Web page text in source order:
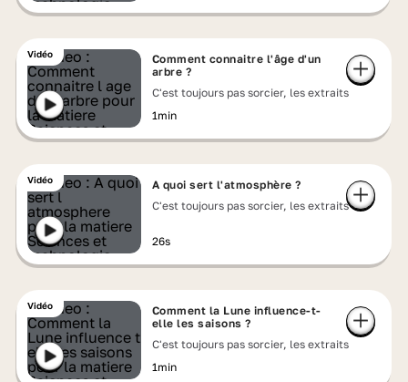
Vidéo
Comment connaitre l'âge d'un
arbre ?
C'est toujours pas sorcier, les extraits
1min
Vidéo
A quoi sert l'atmosphère ?
C'est toujours pas sorcier, les extraits
26s
Vidéo
Comment la Lune influence-t-
elle les saisons ?
C'est toujours pas sorcier, les extraits
1min